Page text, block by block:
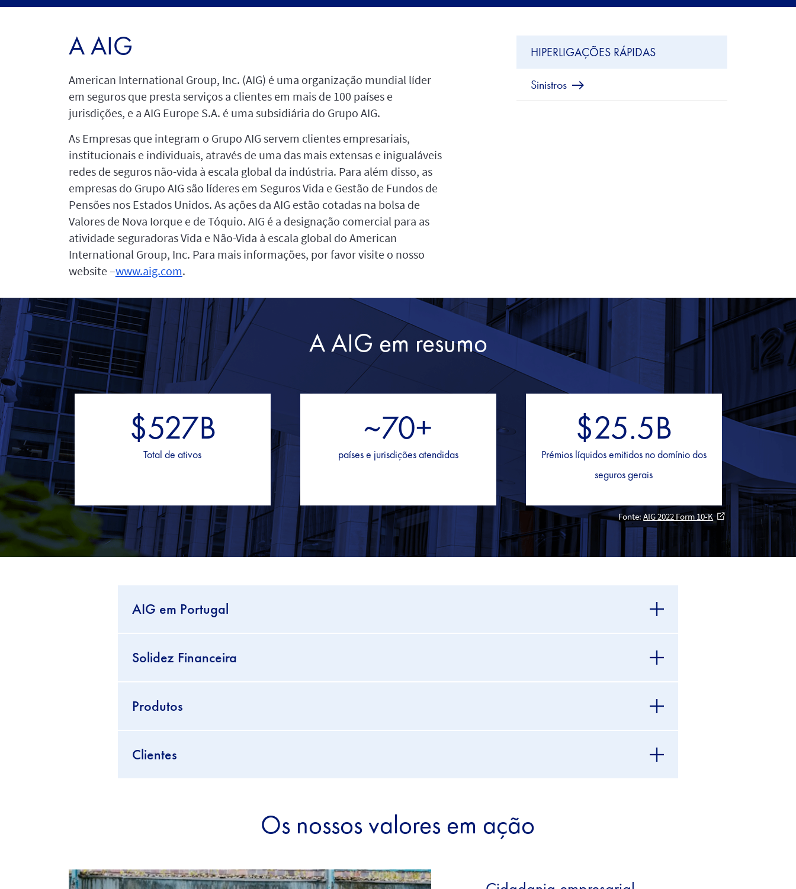
A AIG
American International Group, Inc. (AIG) é uma organização mundial líder
em seguros que presta serviços a clientes em mais de 100 países e
jurisdições, e a AIG Europe S.A. é uma subsidiária do Grupo AIG.
As Empresas que integram o Grupo AIG servem clientes empresariais,
institucionais e individuais, através de uma das mais extensas e inigualáveis
redes de seguros não-vida à escala global da indústria. Para além disso, as
empresas do Grupo AIG são líderes em Seguros Vida e Gestão de Fundos de
Pensões nos Estados Unidos. As ações da AIG estão cotadas na bolsa de
Valores de Nova Iorque e de Tóquio. AIG é a designação comercial para as
atividade seguradoras Vida e Não-Vida à escala global do American
International Group, Inc. Para mais informações, por favor visite o nosso
website –www.aig.com.
HIPERLIGAÇÕES RÁPIDAS
Sinistros
A AIG em resumo
$527B
Total de ativos
~70+
países e jurisdições atendidas
$25.5B
Prémios líquidos emitidos no domínio dos
seguros gerais
Fonte:AIG 2022 Form 10-K external_link
AIG em Portugal
Solidez Financeira
Produtos
Clientes
Os nossos valores em ação